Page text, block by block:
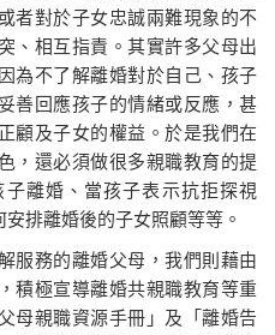
者對於子女忠誠兩難現象的不
、相互指責。其實許多父母出
為不了解離婚對於自己、孩子
善回應孩子的情緒或反應，甚
顧及子女的權益。於是我們在
，還必須做很多親職教育的提
離婚、當孩子表示抗拒探視
排離婚後的子女照顧等等。
服務的離婚父母，我們則藉由
積極宣導離婚共親職教育等重
母親職資源手冊」及「離婚告